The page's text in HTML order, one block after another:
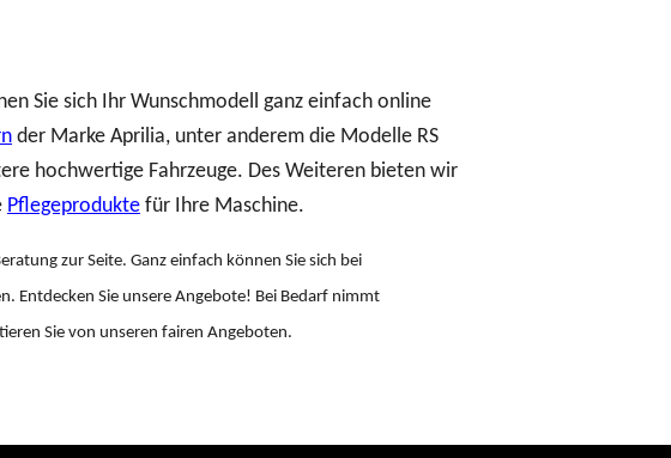
Sie sich Ihr Wunschmodell ganz einfach online
der Marke Aprilia, unter anderem die Modelle RS
hochwertige Fahrzeuge. Des Weiteren bieten wir
Pflegeprodukte für Ihre Maschine.
zur Seite. Ganz einfach können Sie sich bei
Entdecken Sie unsere Angebote! Bei Bedarf nimmt
Sie von unseren fairen Angeboten.